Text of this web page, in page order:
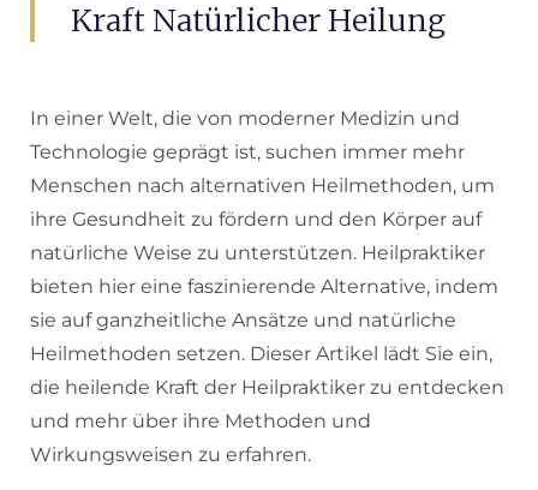
Kraft Natürlicher Heilung
In einer Welt, die von moderner Medizin und
Technologie geprägt ist, suchen immer mehr
Menschen nach alternativen Heilmethoden, um
ihre Gesundheit zu fördern und den Körper auf
natürliche Weise zu unterstützen. Heilpraktiker
bieten hier eine faszinierende Alternative, indem
sie auf ganzheitliche Ansätze und natürliche
Heilmethoden setzen. Dieser Artikel lädt Sie ein,
die heilende Kraft der Heilpraktiker zu entdecken
und mehr über ihre Methoden und
Wirkungsweisen zu erfahren.